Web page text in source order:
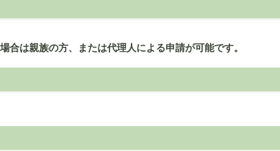
合は親族の方、または代理人による申請が可能です。
イ
ド
イ
ド